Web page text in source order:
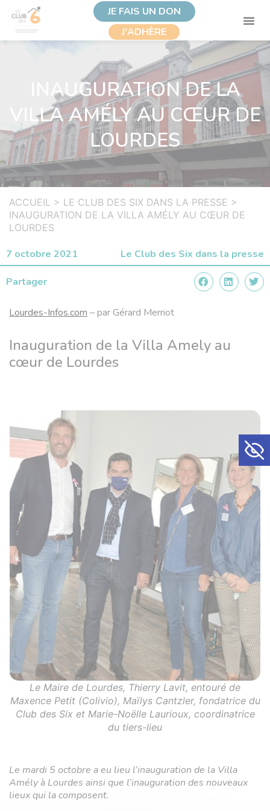
Ouvrir
JE FAIS UN DON
J'ADHÈRE
INAUGURATION DE LA
VILLA AMÉLY AU CŒUR DE
LOURDES
ACCUEIL > LE CLUB DES SIX DANS LA PRESSE >
INAUGURATION DE LA VILLA AMÉLY AU CŒUR DE
LOURDES
7 octobre 2021 Le Club des Six dans la presse
Partager
Lourdes-Infos.com – par Gérard Merriot
Inauguration de la Villa Amely au
cœur de Lourdes
Le Maire de Lourdes, Thierry Lavit, entouré de
Maxence Petit (Colivio), Maïlys Cantzler, fondatrice du
Club des Six et Marie-Noëlle Laurioux, coordinatrice
du tiers-lieu
Le mardi 5 octobre a eu lieu l’inauguration de la Villa
Amély à Lourdes ainsi que l’inauguration des nouveaux
lieux qui la composent.